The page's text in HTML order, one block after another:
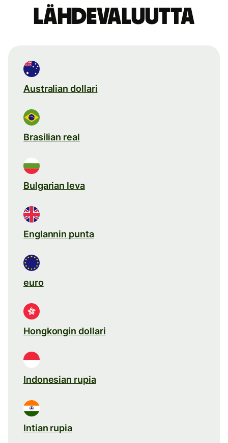
lähdevaluutta
Australian dollari
Brasilian real
Bulgarian leva
Englannin punta
euro
Hongkongin dollari
Indonesian rupia
Intian rupia